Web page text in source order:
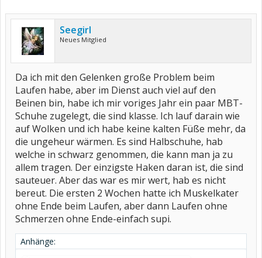
Seegirl
Neues Mitglied
Da ich mit den Gelenken große Problem beim
Laufen habe, aber im Dienst auch viel auf den
Beinen bin, habe ich mir voriges Jahr ein paar MBT-
Schuhe zugelegt, die sind klasse. Ich lauf darain wie
auf Wolken und ich habe keine kalten Füße mehr, da
die ungeheur wärmen. Es sind Halbschuhe, hab
welche in schwarz genommen, die kann man ja zu
allem tragen. Der einzigste Haken daran ist, die sind
sauteuer. Aber das war es mir wert, hab es nicht
bereut. Die ersten 2 Wochen hatte ich Muskelkater
ohne Ende beim Laufen, aber dann Laufen ohne
Schmerzen ohne Ende-einfach supi.
Anhänge: